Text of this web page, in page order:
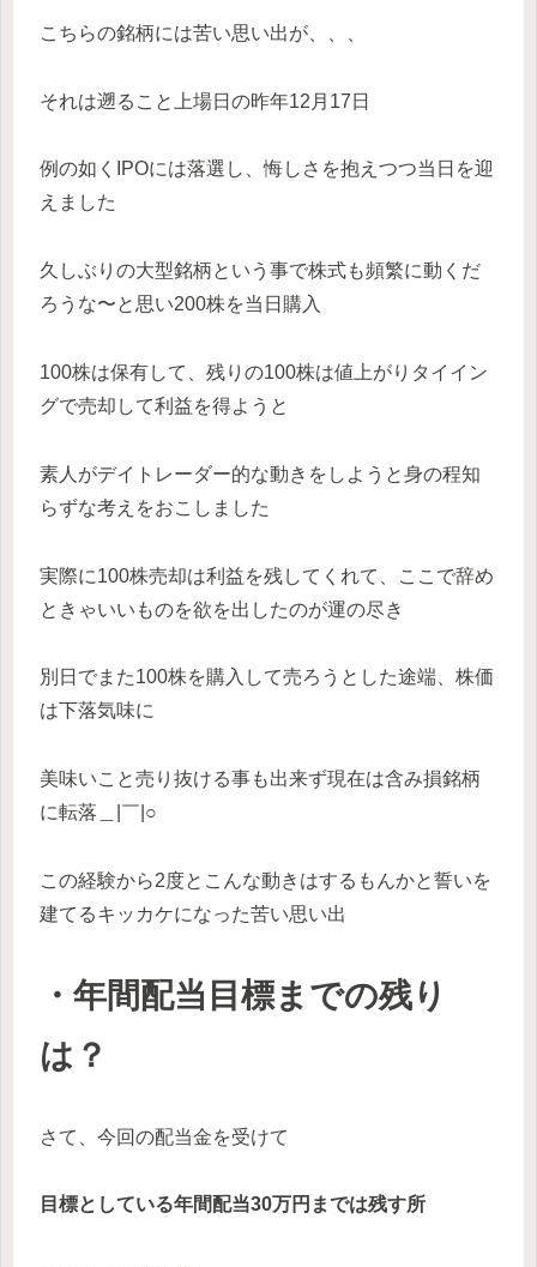
こちらの銘柄には苦い思い出が、、、
それは遡ること上場日の昨年12月17日
例の如くIPOには落選し、悔しさを抱えつつ当日を迎
えました
久しぶりの大型銘柄という事で株式も頻繁に動くだ
ろうな〜と思い200株を当日購入
100株は保有して、残りの100株は値上がりタイイン
グで売却して利益を得ようと
素人がデイトレーダー的な動きをしようと身の程知
らずな考えをおこしました
実際に100株売却は利益を残してくれて、ここで辞め
ときゃいいものを欲を出したのが運の尽き
別日でまた100株を購入して売ろうとした途端、株価
は下落気味に
美味いこと売り抜ける事も出来ず現在は含み損銘柄
に転落＿|￣|○
この経験から2度とこんな動きはするもんかと誓いを
建てるキッカケになった苦い思い出
・年間配当目標までの残り
は？
さて、今回の配当金を受けて
目標としている年間配当30万円までは残す所